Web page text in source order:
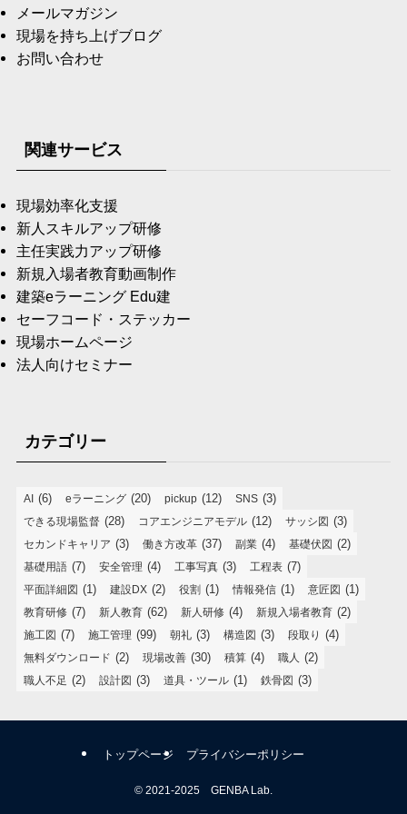
メールマガジン
現場を持ち上げブログ
お問い合わせ
関連サービス
現場効率化支援
新人スキルアップ研修
主任実践力アップ研修
新規入場者教育動画制作
建築eラーニング Edu建
セーフコード・ステッカー
現場ホームページ
法人向けセミナー
カテゴリー
AI (6) eラーニング (20) pickup (12) SNS (3)
できる現場監督 (28) コアエンジニアモデル (12) サッシ図 (3)
セカンドキャリア (3) 働き方改革 (37) 副業 (4) 基礎伏図 (2)
基礎用語 (7) 安全管理 (4) 工事写真 (3) 工程表 (7)
平面詳細図 (1) 建設DX (2) 役割 (1) 情報発信 (1) 意匠図 (1)
教育研修 (7) 新人教育 (62) 新人研修 (4) 新規入場者教育 (2)
施工図 (7) 施工管理 (99) 朝礼 (3) 構造図 (3) 段取り (4)
無料ダウンロード (2) 現場改善 (30) 積算 (4) 職人 (2)
職人不足 (2) 設計図 (3) 道具・ツール (1) 鉄骨図 (3)
トップページ プライバシーポリシー
© 2021-2025 GENBA Lab.